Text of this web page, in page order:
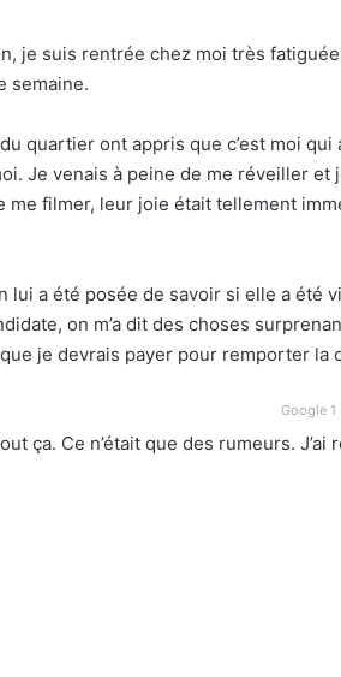
je suis rentrée chez moi très
semaine.
quartier ont appris que c’est moi
Je venais à peine de me réveiller et
filmer, leur joie était tellement
lui a été posée de savoir si elle a été
on m’a dit des choses
je devrais payer pour remporter la
Google 1
ça. Ce n’était que des rumeurs.